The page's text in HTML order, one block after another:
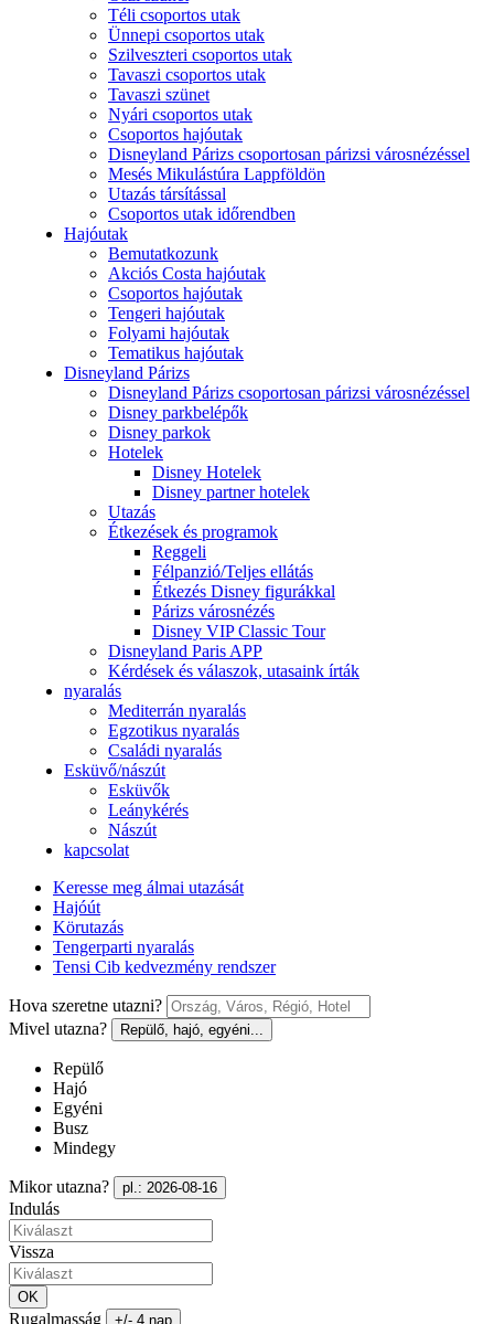
Téli csoportos utak
Ünnepi csoportos utak
Szilveszteri csoportos utak
Tavaszi csoportos utak
Tavaszi szünet
Nyári csoportos utak
Csoportos hajóutak
Disneyland Párizs csoportosan párizsi városnézéssel
Mesés Mikulástúra Lappföldön
Utazás társítással
Csoportos utak időrendben
Hajóutak
Bemutatkozunk
Akciós Costa hajóutak
Csoportos hajóutak
Tengeri hajóutak
Folyami hajóutak
Tematikus hajóutak
Disneyland Párizs
Disneyland Párizs csoportosan párizsi városnézéssel
Disney parkbelépők
Disney parkok
Hotelek
Disney Hotelek
Disney partner hotelek
Utazás
Étkezések és programok
Reggeli
Félpanzió/Teljes ellátás
Étkezés Disney figurákkal
Párizs városnézés
Disney VIP Classic Tour
Disneyland Paris APP
Kérdések és válaszok, utasaink írták
nyaralás
Mediterrán nyaralás
Egzotikus nyaralás
Családi nyaralás
Esküvő/nászút
Esküvők
Leánykérés
Nászút
kapcsolat
Keresse meg álmai utazását
Hajóút
Körutazás
Tengerparti nyaralás
Tensi Cib kedvezmény rendszer
Hova szeretne utazni?
Mivel utazna?
Repülő, hajó, egyéni...
Repülő
Hajó
Egyéni
Busz
Mindegy
Mikor utazna? pl.: 2026-08-16
Indulás
Vissza
OK
Rugalmasság +/- 4 nap